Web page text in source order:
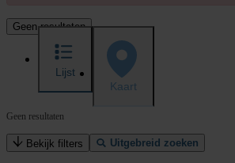
Geen resultaten
Lijst
Kaart
Geen resultaten
Bekijk filters Uitgebreid zoeken